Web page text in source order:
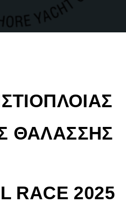
ΘΑΛΑΣΣΗΣ
RACE 2025